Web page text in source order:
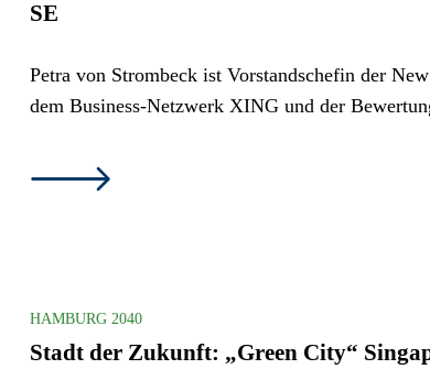
SE
Petra von Strombeck ist Vorstandschefin der
dem Business-Netzwerk XING und der
HAMBURG 2040
Stadt der Zukunft: „Green City“